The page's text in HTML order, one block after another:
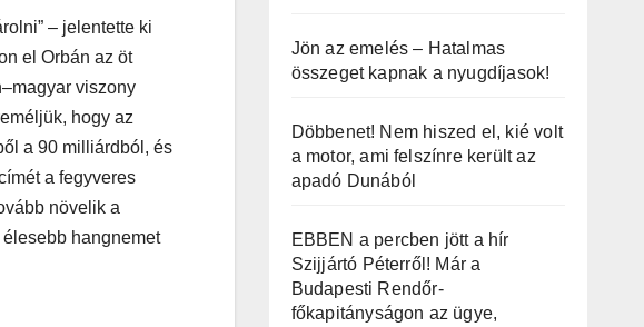
– jelentette ki
el Orbán az öt
viszony
hogy az
a 90 milliárdból, és
a fegyveres
növelik a
hangnemet
Jön az emelés – Hatalmas
összeget kapnak a nyugdíjasok!
Döbbenet! Nem hiszed el, kié volt
a motor, ami felszínre került az
apadó Dunából
EBBEN a percben jött a hír
Szijjártó Péterről! Már a
Budapesti Rendőr-
főkapitányságon az ügye,